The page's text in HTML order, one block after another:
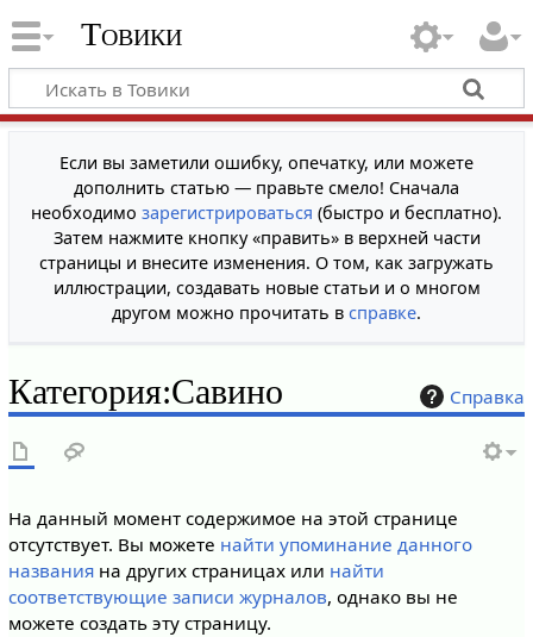
Товики
Если вы заметили ошибку, опечатку, или можете
дополнить статью — правьте смело! Сначала
необходимо зарегистрироваться (быстро и бесплатно).
Затем нажмите кнопку «править» в верхней части
страницы и внесите изменения. О том, как загружать
иллюстрации, создавать новые статьи и о многом
другом можно прочитать в справке.
Справка
Категория:Савино
На данный момент содержимое на этой странице
отсутствует. Вы можете найти упоминание данного
названияна других страницах или найти
соответствующие записи журналов, однако вы не
можете создать эту страницу.